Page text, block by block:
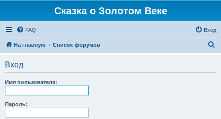
Сказка о Золотом Веке
FAQ Вход
На главную Список форумов
Вход
Имя пользователя:
Пароль: